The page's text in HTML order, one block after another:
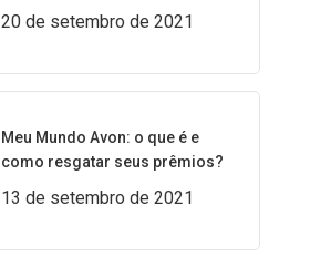
20 de setembro de 2021
Meu Mundo Avon: o que é e
como resgatar seus prêmios?
13 de setembro de 2021